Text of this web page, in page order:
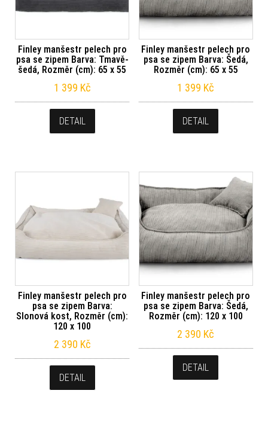
Finley manšestr pelech pro
psa se zipem Barva: Tmavě-
šedá, Rozměr (cm): 65 x 55
1 399 Kč
DETAIL
Finley manšestr pelech pro
psa se zipem Barva: Šedá,
Rozměr (cm): 65 x 55
1 399 Kč
DETAIL
Finley manšestr pelech pro
psa se zipem Barva:
Slonová kost, Rozměr (cm):
120 x 100
2 390 Kč
DETAIL
Finley manšestr pelech pro
psa se zipem Barva: Šedá,
Rozměr (cm): 120 x 100
2 390 Kč
DETAIL